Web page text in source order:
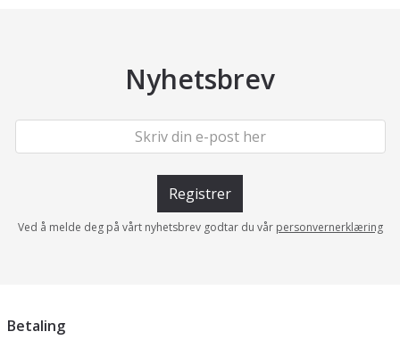
Nyhetsbrev
Registrer
Ved å melde deg på vårt nyhetsbrev godtar du vår personvernerklæring
Betaling